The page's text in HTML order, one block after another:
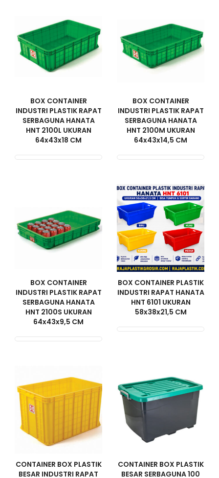
BOX CONTAINER
INDUSTRI PLASTIK RAPAT
SERBAGUNA HANATA
HNT 2100L UKURAN
64x43x18 CM
BOX CONTAINER
INDUSTRI PLASTIK RAPAT
SERBAGUNA HANATA
HNT 2100M UKURAN
64x43x14,5 CM
BOX CONTAINER
INDUSTRI PLASTIK RAPAT
SERBAGUNA HANATA
HNT 2100S UKURAN
64x43x9,5 CM
BOX CONTAINER PLASTIK
INDUSTRI RAPAT HANATA
HNT 6101 UKURAN
58x38x21,5 CM
CONTAINER BOX PLASTIK
BESAR INDUSTRI RAPAT
CONTAINER BOX PLASTIK
BESAR SERBAGUNA 100